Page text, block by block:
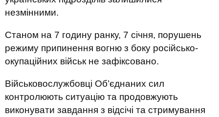
незмінними.
Станом на 7 годину ранку, 7 січня, порушень
режиму припинення вогню з боку російсько-
окупаційних військ не зафіксовано.
Військовослужбовці Об’єднаних сил
контролюють ситуацію та продовжують
виконувати завдання з відсічі та стримування